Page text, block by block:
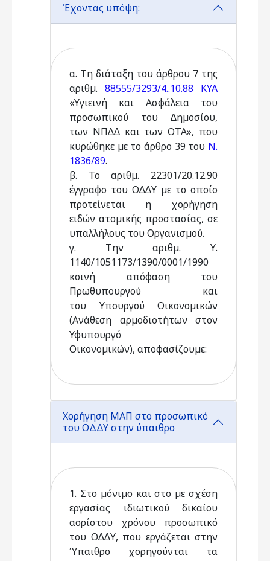
Έχοντας υπόψη:
α. Τη διάταξη του άρθρου 7 της
αριθµ. 88555/3293/4..10.88 ΚΥΑ
«Υγιεινή και Ασφάλεια του
προσωπικού του ∆ηµοσίου,
των ΝΠ∆∆ και των ΟΤΑ», που
κυρώθηκε µε το άρθρο 39 του Ν.
1836/89.
β. Το αριθµ. 22301/20.12.90
έγγραφο του Ο∆∆Υ µε το οποίο
προτείνεται η χορήγηση
ειδών ατοµικής προστασίας, σε
υπαλλήλους του Οργανισµού.
γ. Την αριθµ. Υ.
1140/1051173/1390/0001/1990
κοινή απόφαση του
Πρωθυπουργού και
του Υπουργού Οικονοµικών
(Ανάθεση αρµοδιοτήτων στον
Υφυπουργό
Οικονοµικών), αποφασίζουµε:
Χορήγηση ΜΑΠ στο προσωπικό
του ΟΔΔΥ στην ύπαιθρο
1. Στο µόνιµο και στο µε σχέση
εργασίας ιδιωτικού δικαίου
αορίστου χρόνου προσωπικό
του Ο∆∆Υ, που εργάζεται στην
Ύπαιθρο χορηγούνται τα